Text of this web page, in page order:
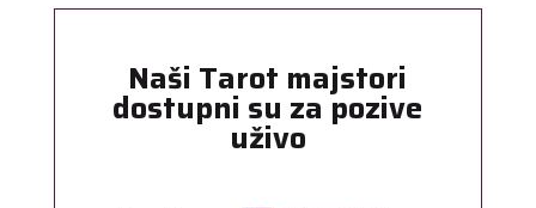
Naši Tarot majstori
dostupni su za pozive
uživo